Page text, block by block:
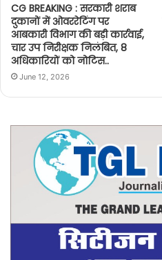
CG BREAKING : सरकारी शराब
दुकानों में ओवररेटिंग पर
आबकारी विभाग की बड़ी कार्रवाई,
चार उप निरीक्षक निलंबित, 8
अधिकारियों को नोटिस..
June 12, 2026